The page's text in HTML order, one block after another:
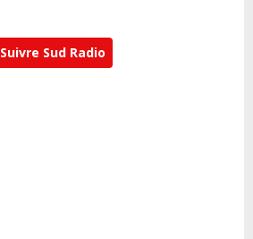
Suivre Sud Radio